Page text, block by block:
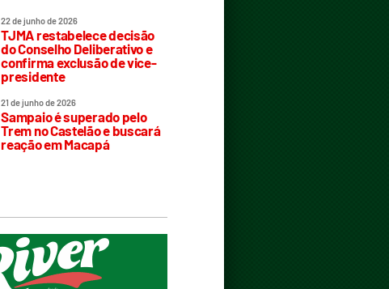
22 de junho de 2026
TJMA restabelece decisão
do Conselho Deliberativo e
confirma exclusão de vice-
presidente
21 de junho de 2026
Sampaio é superado pelo
Trem no Castelão e buscará
reação em Macapá